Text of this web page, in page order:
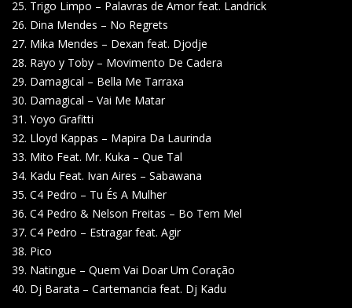
25. Trigo Limpo – Palavras de Amor feat. Landrick
26. Dina Mendes – No Regrets
27. Mika Mendes – Dexan feat. Djodje
28. Rayo y Toby – Movimento De Cadera
29. Damagical – Bella Me Tarraxa
30. Damagical – Vai Me Matar
31. Yoyo Grafitti
32. Lloyd Kappas – Mapira Da Laurinda
33. Mito Feat. Mr. Kuka – Que Tal
34. Kadu Feat. Ivan Aires – Sabawana
35. C4 Pedro – Tu És A Mulher
36. C4 Pedro & Nelson Freitas – Bo Tem Mel
37. C4 Pedro – Estragar feat. Agir
38. Pico
39. Natingue – Quem Vai Doar Um Coração
40. Dj Barata – Cartemancia feat. Dj Kadu